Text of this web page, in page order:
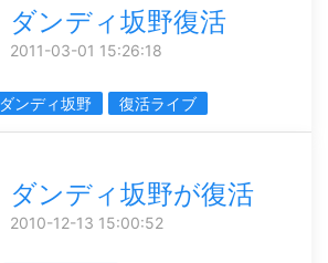
ダンディ坂野復活
2011-03-01 15:26:18
ダンディ坂野 復活ライブ
ダンディ坂野が復活
2010-12-13 15:00:52